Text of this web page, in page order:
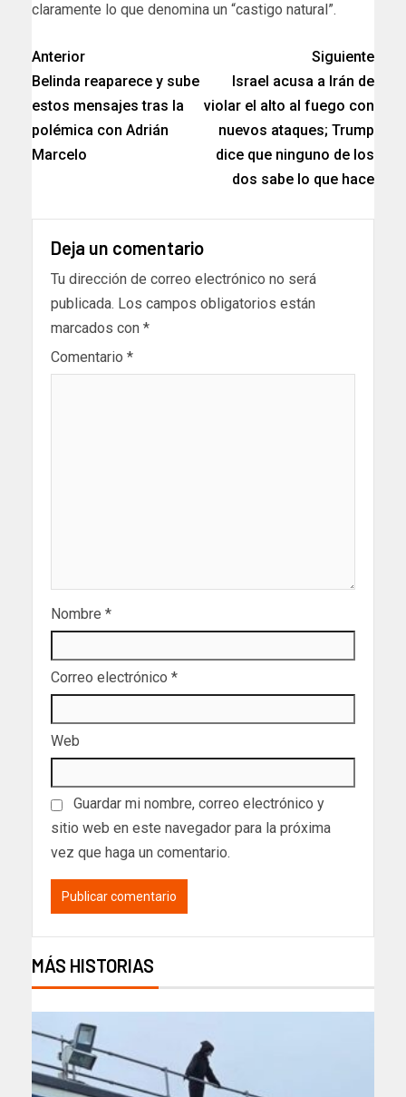
claramente lo que denomina un “castigo natural”.
Anterior
Belinda reaparece y sube
estos mensajes tras la
polémica con Adrián
Marcelo
Siguiente
Israel acusa a Irán de
violar el alto al fuego con
nuevos ataques; Trump
dice que ninguno de los
dos sabe lo que hace
Deja un comentario
Tu dirección de correo electrónico no será
publicada. Los campos obligatorios están
marcados con *
Comentario *
Nombre *
Correo electrónico *
Web
Guardar mi nombre, correo electrónico y
sitio web en este navegador para la próxima
vez que haga un comentario.
MÁS HISTORIAS